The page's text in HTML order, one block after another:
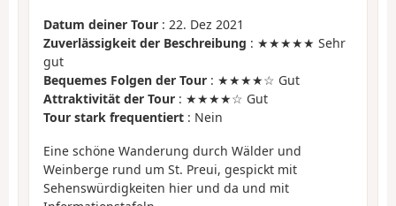
Datum deiner Tour : 22. Dez 2021
Zuverlässigkeit der Beschreibung : ★★★★★ Sehr
gut
Bequemes Folgen der Tour : ★★★★☆ Gut
Attraktivität der Tour : ★★★★☆ Gut
Tour stark frequentiert : Nein
Eine schöne Wanderung durch Wälder und
Weinberge rund um St. Preui, gespickt mit
Sehenswürdigkeiten hier und da und mit